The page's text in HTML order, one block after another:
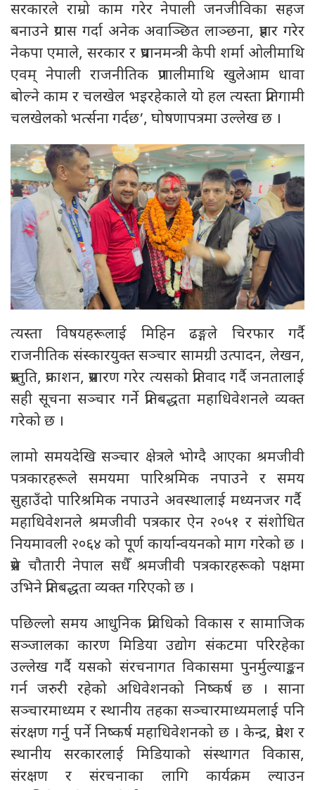
सरकारले राम्रो काम गरेर नेपाली जनजीविका सहज
बनाउने प्रयास गर्दा अनेक अवाञ्छित लाञ्छना, प्रहार गरेर
नेकपा एमाले, सरकार र प्रधानमन्त्री केपी शर्मा ओलीमाथि
एवम् नेपाली राजनीतिक प्रणालीमाथि खुलेआम धावा
बोल्ने काम र चलखेल भइरहेकाले यो हल त्यस्ता प्रतिगामी
चलखेलको भर्त्सना गर्दछ’, घोषणापत्रमा उल्लेख छ ।
त्यस्ता विषयहरूलाई मिहिन ढङ्गले चिरफार गर्दै
राजनीतिक संस्कारयुक्त सञ्चार सामग्री उत्पादन, लेखन,
प्रस्तुति, प्रकाशन, प्रसारण गरेर त्यसको प्रतिवाद गर्दै जनतालाई
सही सूचना सञ्चार गर्ने प्रतिबद्धता महाधिवेशनले व्यक्त
गरेको छ ।
लामो समयदेखि सञ्चार क्षेत्रले भोग्दै आएका श्रमजीवी
पत्रकारहरूले समयमा पारिश्रमिक नपाउने र समय
सुहाउँदो पारिश्रमिक नपाउने अवस्थालाई मध्यनजर गर्दै
महाधिवेशनले श्रमजीवी पत्रकार ऐन २०५१ र संशोधित
नियमावली २०६४ को पूर्ण कार्यान्वयनको माग गरेको छ ।
प्रेस चौतारी नेपाल सधैँ श्रमजीवी पत्रकारहरूको पक्षमा
उभिने प्रतिबद्धता व्यक्त गरिएको छ ।
पछिल्लो समय आधुनिक प्रविधिको विकास र सामाजिक
सञ्जालका कारण मिडिया उद्योग संकटमा परिरहेका
उल्लेख गर्दै यसको संरचनागत विकासमा पुनर्मुल्याङ्कन
गर्न जरुरी रहेको अधिवेशनको निष्कर्ष छ । साना
सञ्चारमाध्यम र स्थानीय तहका सञ्चारमाध्यमलाई पनि
संरक्षण गर्नु पर्ने निष्कर्ष महाधिवेशनको छ । केन्द्र, प्रदेश र
स्थानीय सरकारलाई मिडियाको संस्थागत विकास,
संरक्षण र संरचनाका लागि कार्यक्रम ल्याउन